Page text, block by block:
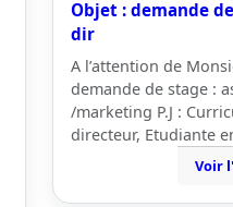
Objet : demande
dir
A l’attention de
demande de stage :
/marketing P.J :
directeur, Etudiante
Voir